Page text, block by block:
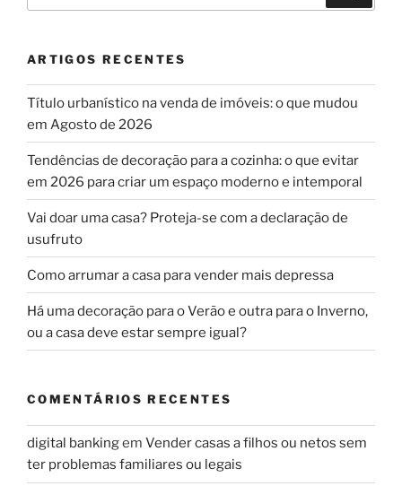
ARTIGOS RECENTES
Título urbanístico na venda de imóveis: o que mudou
em Agosto de 2026
Tendências de decoração para a cozinha: o que evitar
em 2026 para criar um espaço moderno e intemporal
Vai doar uma casa? Proteja-se com a declaração de
usufruto
Como arrumar a casa para vender mais depressa
Há uma decoração para o Verão e outra para o Inverno,
ou a casa deve estar sempre igual?
COMENTÁRIOS RECENTES
digital bankingem Vender casas a filhos ou netos sem
ter problemas familiares ou legais